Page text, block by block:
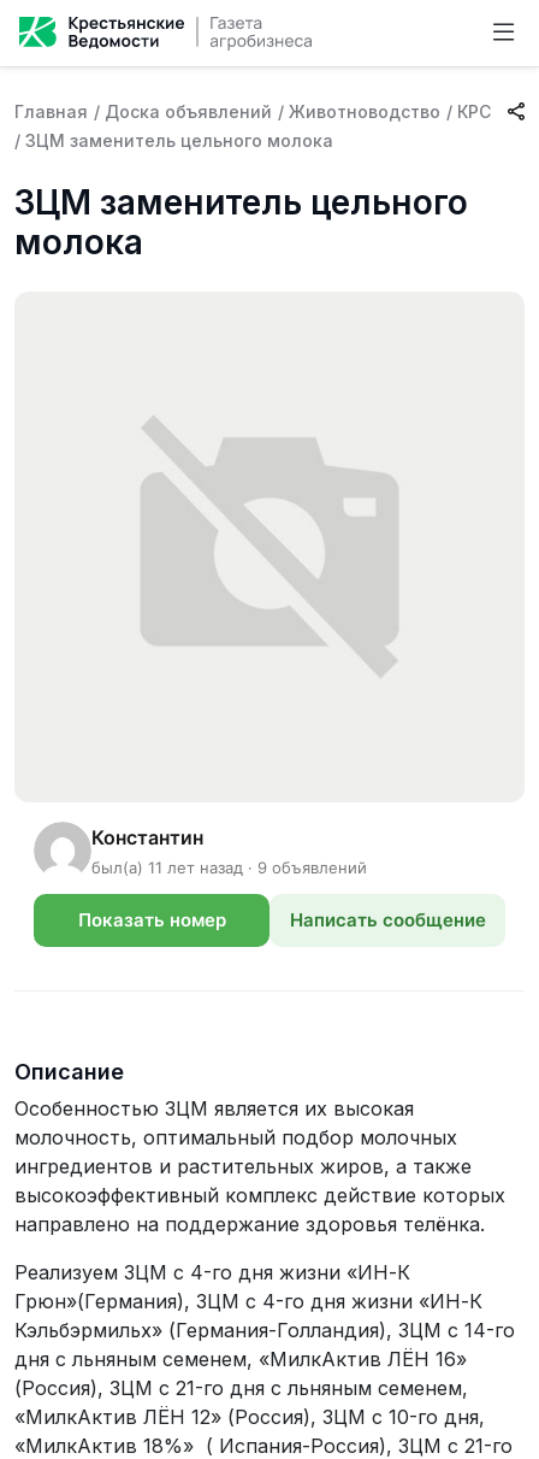
Главная / Доска объявлений / Животноводство / КРС
/ ЗЦМ заменитель цельного молока
ЗЦМ заменитель цельного
молока
Константин
был(а) 11 лет назад · 9 объявлений
Показать номер Написать сообщение
Описание
Особенностью ЗЦМ является их высокая
молочность, оптимальный подбор молочных
ингредиентов и растительных жиров, а также
высокоэффективный комплекс действие которых
направлено на поддержание здоровья телёнка.
Реализуем ЗЦМ с 4-го дня жизни «ИН-К
Грюн»(Германия), ЗЦМ с 4-го дня жизни «ИН-К
Кэльбэрмильх» (Германия-Голландия), ЗЦМ с 14-го
дня с льняным семенем, «МилкАктив ЛЁН 16»
(Россия), ЗЦМ с 21-го дня с льняным семенем,
«МилкАктив ЛЁН 12» (Россия), ЗЦМ с 10-го дня,
«МилкАктив 18%» ( Испания-Россия), ЗЦМ с 21-го